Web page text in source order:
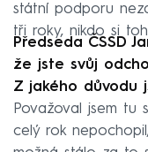
státní podporu
tři roky, nikdo si
Předseda ČSSD
že jste svůj
Z jakého důvodu
Považoval jsem tu
celý rok